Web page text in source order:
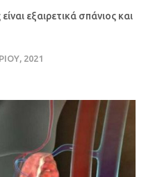
εξαιρετικά σπάνιος και
2021